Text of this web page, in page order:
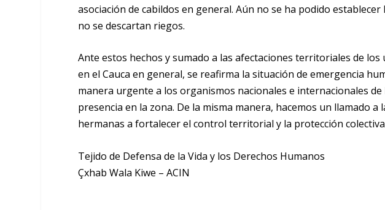
asociación de cabildos en general. Aún no se ha podido
no se descartan riegos.
Ante estos hechos y sumado a las afectaciones territoriales de los
en el Cauca en general, se reafirma la situación de emergencia
manera urgente a los organismos nacionales e internacionales
presencia en la zona. De la misma manera, hacemos un llamado a
hermanas a fortalecer el control territorial y la protección
Tejido de Defensa de la Vida y los Derechos Humanos
Çxhab Wala Kiwe – ACIN